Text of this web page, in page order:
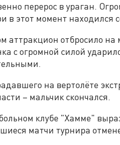
перерос в ураган.
в этот момент находился
аттракцион отбросило
с огромной силой
на вертолёте
– мальчик скончался.
клубе "Хамме"
матчи турнира